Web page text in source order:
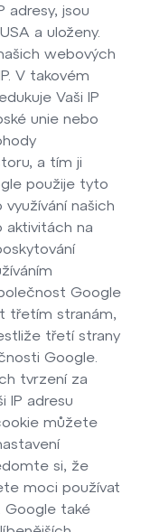
adresy, jsou
a uloženy.
webových
V takovém
Vaši IP
unie nebo
a tím ji
použije tyto
našich
aktivitách na
Google
třetím stranám,
třetí strany
Google.
tvrzení za
IP adresu
můžete
si, že
moci používat
Google také